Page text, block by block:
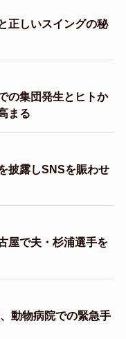
正しいスイングの秘
の集団発生とヒトか
まる
披露しSNSを賑わせ
屋で夫・杉浦選手を
動物病院での緊急手